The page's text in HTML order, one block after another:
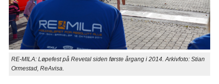
RE-MILA: Løpefest på Revetal siden første årgang i 2014. Arkivfoto: Stian
Ormestad, ReAvisa.